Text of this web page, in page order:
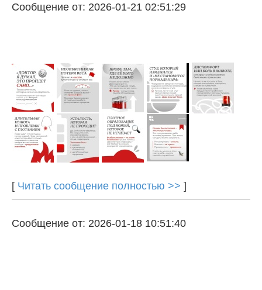
Сообщение от: 2026-01-21 02:51:29
[ Читать сообщение полностью >> ]
Сообщение от: 2026-01-18 10:51:40